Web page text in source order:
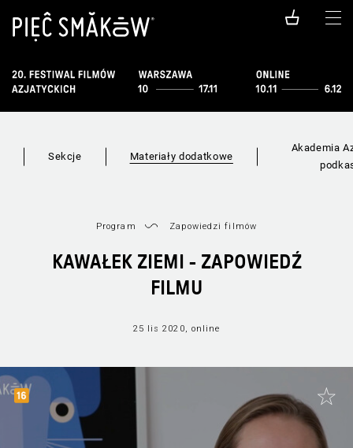
Sekcje Materiały dodatkowe
Akademia
Program Zapowiedzi filmów
KAWAŁEK ZIEMI - ZAPOWIEDŹ
FILMU
25 lis 2020, online